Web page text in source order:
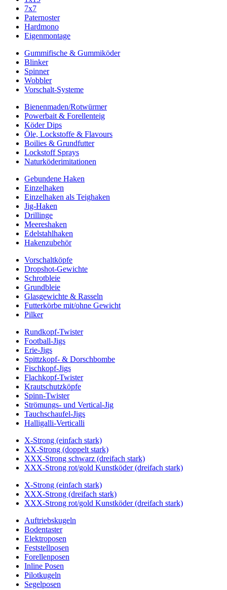
7x7
Paternoster
Hardmono
Eigenmontage
Gummifische & Gummiköder
Blinker
Spinner
Wobbler
Vorschalt-Systeme
Bienenmaden/Rotwürmer
Powerbait & Forellenteig
Köder Dips
Öle, Lockstoffe & Flavours
Boilies & Grundfutter
Lockstoff Sprays
Naturköderimitationen
Gebundene Haken
Einzelhaken
Einzelhaken als Teighaken
Jig-Haken
Drillinge
Meereshaken
Edelstahlhaken
Hakenzubehör
Vorschaltköpfe
Dropshot-Gewichte
Schrotbleie
Grundbleie
Glasgewichte & Rasseln
Futterkörbe mit/ohne Gewicht
Pilker
Rundkopf-Twister
Football-Jigs
Erie-Jigs
Spittzkopf- & Dorschbombe
Fischkopf-Jigs
Flachkopf-Twister
Krautschutzköpfe
Spinn-Twister
Strömungs- und Vertical-Jig
Tauchschaufel-Jigs
Halligalli-Verticalli
X-Strong (einfach stark)
XX-Strong (doppelt stark)
XXX-Strong schwarz (dreifach stark)
XXX-Strong rot/gold Kunstköder (dreifach stark)
X-Strong (einfach stark)
XXX-Strong (dreifach stark)
XXX-Strong rot/gold Kunstköder (dreifach stark)
Auftriebskugeln
Bodentaster
Elektroposen
Feststellposen
Forellenposen
Inline Posen
Pilotkugeln
Segelposen